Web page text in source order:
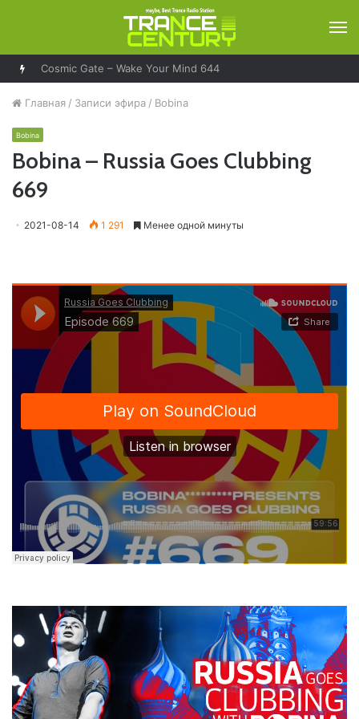
Cosmic Gate – Wake Your Mind 644
Главная / Записи эфира / Bobina
Bobina
Bobina – Russia Goes Clubbing
669
2021-08-14 1 291 Менее одной минуты